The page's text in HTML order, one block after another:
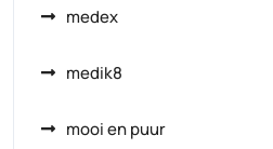
medex
medik8
mooi en puur